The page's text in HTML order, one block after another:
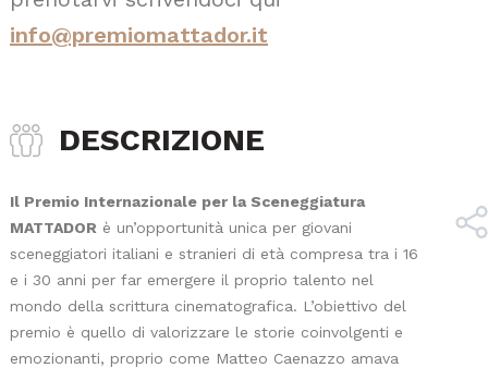
info@premiomattador.it
DESCRIZIONE
Il Premio Internazionale per la Sceneggiatura
MATTADOR è un’opportunità unica per giovani
sceneggiatori italiani e stranieri di età compresa tra i 16
e i 30 anni per far emergere il proprio talento nel
mondo della scrittura cinematografica. L’obiettivo del
premio è quello di valorizzare le storie coinvolgenti e
emozionanti, proprio come Matteo Caenazzo amava